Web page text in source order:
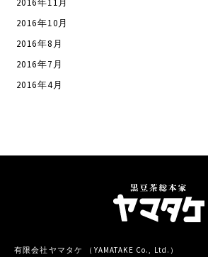
2016年10月
2016年8月
2016年7月
2016年4月
有限会社ヤマタケ （YAMATAKE Co., Ltd.）